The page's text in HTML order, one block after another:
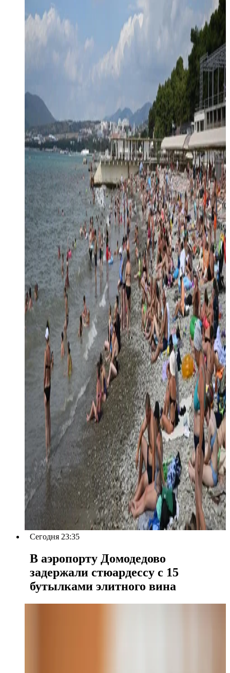
Сегодня 23:35
В аэропорту Домодедово
задержали стюардессу с 15
бутылками элитного вина